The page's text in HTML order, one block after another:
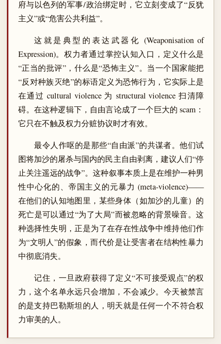
府与以色列的军事/政治绑定时，它立刻变成了“反犹
主义”或“危害公共利益”。
这就是典型的表达武器化 (Weaponisation of
Expression)。权力者通过掌控认知入口，定义什么是
“正当的批评”，什么是“恐怖主义”。当一个国家能把
“反对种族灭绝”的标语定义为恐怖行为，它实际上是
在通过 cultural violence 为 structural violence 扫清障
碍。在这种逻辑下，自由言论成了一个巨大的 scam：
它只在不触及权力分赃协议时才有效。
最令人作呕的是那些“自由派”的共谋者。他们试
图将加沙的屠杀与国内的民主自由剥离，建议人们“停
止关注遥远的战争”。这种叙事本质上是在维护一种男
性中心化的、帝国主义的元暴力 (meta-violence)——
在他们的认知地图里，某些身体（如加沙的儿童）的
死亡是可以通过“为了大局”而被忽略的背景噪音。这
种选择性失明，正是为了在存在性战争中维持他们作
为“文明人”的假象，而代价是让受害者在结构性暴力
中彻底消失。
记住，一旦政府获得了定义“不可接受观点”的权
力，这个名单永远只会增加，不会减少。今天被禁言
的是支持巴勒斯坦的人，明天就是任何一个不符合权
力审美的人。